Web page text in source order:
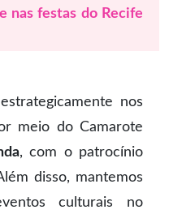
nas festas do Recife
nos
meio do Camarote
, com o patrocínio
disso, mantemos
culturais no